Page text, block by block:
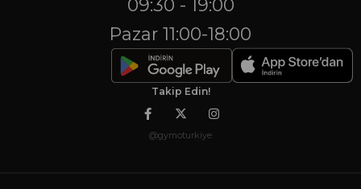
09:30 - 19:00
Pazar 11:00-18:00
Takip Edin!
@gymoturkiye